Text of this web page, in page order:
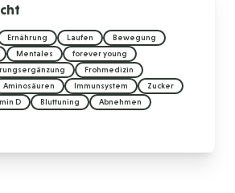
Ernährung Laufen
Bewegung
Mentales
forever young
Frohmedizin
Aminosäuren Immunsystem
Zucker
D Bluttuning
Abnehmen